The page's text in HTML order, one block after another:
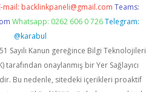
mail: backlinkpaneli@gmail.com Teams:
Whatsapp: 0262 606 0 726 Telegram:
@karabul
Sayılı Kanun gereğince Bilgi Teknolojileri
tarafından onaylanmış bir Yer Sağlayıcı
Bu nedenle, sitedeki içerikleri proaktif